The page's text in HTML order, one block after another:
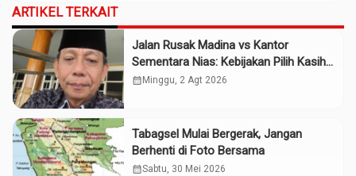
ARTIKEL TERKAIT
Jalan Rusak Madina vs Kantor
Sementara Nias: Kebijakan Pilih Kasih
Gubsu
calendar_month Minggu, 2 Agt 2026
Tabagsel Mulai Bergerak, Jangan
Berhenti di Foto Bersama
calendar_monthSabtu, 30 Mei 2026